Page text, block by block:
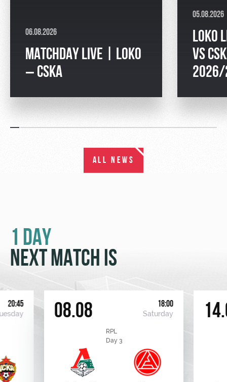
06.08.2026
MATCHDAY LIVE | LOKO
– CSKA
05.08.2026
LOKO
VS
ALL NEWS
1 DAY
NEXT MATCH IS
20:45 08.08 18:00
Saturday
RPL
Day 3